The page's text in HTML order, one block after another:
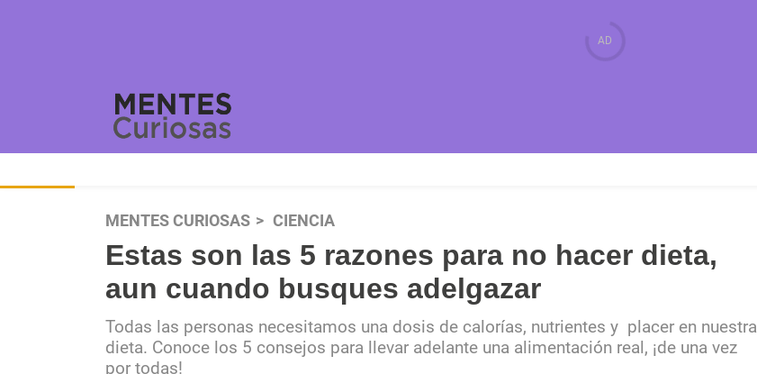
MENTES CURIOSAS CIENCIA
Estas son las 5 razones para no hacer dieta,
aun cuando busques adelgazar
Todas las personas necesitamos una dosis de calorías, nutrientes y placer en nuestra
dieta. Conoce los 5 consejos para llevar adelante una alimentación real, ¡de una vez
por todas!